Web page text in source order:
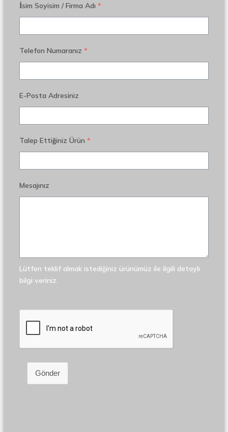
İsim Soyisim / Firma Adı *
Telefon Numaranız *
E-Posta Adresiniz
Talep Ettiğiniz Ürün *
Mesajınız
Lütfen teklif almak istediğiniz ürünümüz ile ilgili detaylı
bilgi veriniz.
Gönder